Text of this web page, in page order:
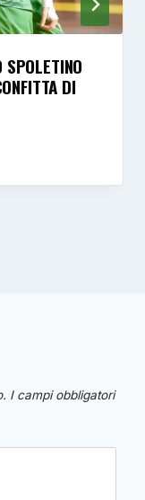
DI
I campi obbligatori